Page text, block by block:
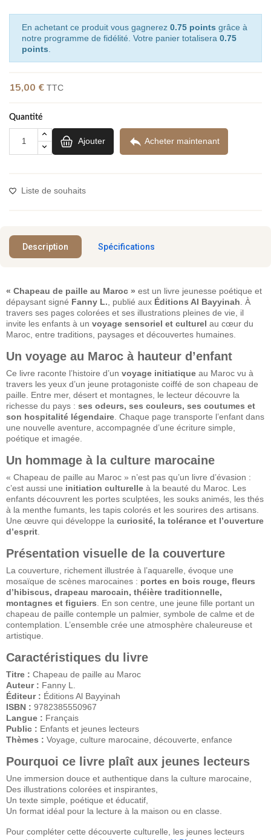
En achetant ce produit vous gagnerez 0.75 points grâce à
notre programme de fidélité. Votre panier totalisera 0.75
points
15,00 € TTC
Quantité
Ajouter  Acheter maintenant
Liste de souhaits
Description Spécifications
« Chapeau de paille au Maroc » est un livre jeunesse poétique et
dépaysant signé Fanny L. , publié aux Éditions Al Bayyinah . À
travers ses pages colorées et ses illustrations pleines de vie, il
invite les enfants à un voyage sensoriel et culturel au cœur du
Maroc, entre traditions, paysages et découvertes humaines.
Un voyage au Maroc à hauteur d’enfant
Ce livre raconte l’histoire d’un voyage initiatique au Maroc vu à
travers les yeux d’un jeune protagoniste coiffé de son chapeau de
paille. Entre mer, désert et montagnes, le lecteur découvre la
richesse du pays : ses odeurs, ses couleurs, ses coutumes et
son hospitalité légendaire . Chaque page transporte l’enfant dans
une nouvelle aventure, accompagnée d’une écriture simple,
poétique et imagée.
Un hommage à la culture marocaine
« Chapeau de paille au Maroc » n’est pas qu’un livre d’évasion :
c’est aussi une initiation culturelle à la beauté du Maroc. Les
enfants découvrent les portes sculptées, les souks animés, les thés
à la menthe fumants, les tapis colorés et les sourires des artisans.
Une œuvre qui développe la curiosité, la tolérance et l’ouverture
d’esprit
Présentation visuelle de la couverture
La couverture, richement illustrée à l’aquarelle, évoque une
mosaïque de scènes marocaines : portes en bois rouge, fleurs
d’hibiscus, drapeau marocain, théière traditionnelle,
montagnes et figuiers . En son centre, une jeune fille portant un
chapeau de paille contemple un palmier, symbole de calme et de
contemplation. L’ensemble crée une atmosphère chaleureuse et
artistique.
Caractéristiques du livre
Titre : Chapeau de paille au Maroc
Auteur : Fanny L.
Éditeur : Éditions Al Bayyinah
ISBN : 9782385550967
Langue : Français
Public : Enfants et jeunes lecteurs
Thèmes : Voyage, culture marocaine, découverte, enfance
Pourquoi ce livre plaît aux jeunes lecteurs
Une immersion douce et authentique dans la culture marocaine,
Des illustrations colorées et inspirantes,
Un texte simple, poétique et éducatif,
Un format idéal pour la lecture à la maison ou en classe.
Pour compléter cette découverte culturelle, les jeunes lecteurs